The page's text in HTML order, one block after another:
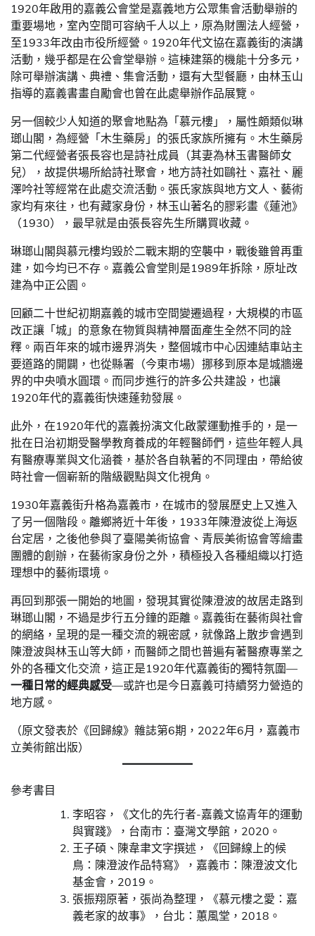
1920年啟用的嘉義公會堂是嘉義地方公眾集會活動舉辦的
重要場地，室內空間可容納千人以上，原為財團法人經營，
至1933年改由市役所經營。1920年代文協在嘉義街的演講
活動，幾乎都是在公會堂舉辦。這棟建築的機能十分多元，
除可舉辦演講、典禮、集會活動，還有大型餐廳，由林玉山
指導的嘉義書畫自勵會也曾在此處舉辦作品展覽。
另一個較少人知道的聚會地點為「慕元樓」，屬性頗類似琳
瑯山閣，為經營「木生藥房」的張氏家族所擁有。木生藥房
第二代經營者張長容也是詩社成員（其妻為林玉書醫師女
兒），故提供場所給詩社聚會，地方詩社如鷗社、嘉社、麗
澤吟社等經常在此處交流活動。張氏家族與地方文人、藝術
家均有來往，也有藏家身份，林玉山著名的膠彩畫《蓮池》
（1930），最早就是由張長容先生所購買收藏。
琳瑯山閣與慕元樓均毀於二戰末期的空襲中，戰後雖曾再重
建，如今均已不存。嘉義公會堂則是1989年拆除，原址改
建為中正公園。
回顧二十世紀初期嘉義的城市空間變遷過程，大規模的市區
改正讓「城」的意象在物質與精神層面產生全然不同的詮
釋。兩百年來的城市邊界消失，整個城市中心因連結車站主
要道路的開闢，也從縣署（今東市場）挪移到原本是城牆邊
界的中央噴水圓環。而同步進行的許多公共建設，也讓
1920年代的嘉義街快速蓬勃發展。
此外，在1920年代的嘉義扮演文化啟蒙運動推手的，是一
批在日治初期受醫學教育養成的年輕醫師們，這些年輕人具
有醫療專業與文化涵養，基於各自執著的不同理由，帶給彼
時社會一個嶄新的階級觀點與文化視角。
1930年嘉義街升格為嘉義市，在城市的發展歷史上又進入
了另一個階段。離鄉將近十年後，1933年陳澄波從上海返
台定居，之後他參與了臺陽美術協會、青辰美術協會等繪畫
團體的創辦，在藝術家身份之外，積極投入各種組織以打造
理想中的藝術環境。
再回到那張一開始的地圖，發現其實從陳澄波的故居走路到
琳瑯山閣，不過是步行五分鐘的距離。嘉義街在藝術與社會
的網絡，呈現的是一種交流的親密感，就像路上散步會遇到
陳澄波與林玉山等大師，而醫師之間也普遍有著醫療專業之
外的各種文化交流，這正是1920年代嘉義街的獨特氛圍—
一種日常的經典感受—或許也是今日嘉義可持續努力營造的
地方感。
（原文發表於《回歸線》雜誌第6期，2022年6月，嘉義市
立美術館出版）
參考書目
李昭容，《文化的先行者-嘉義文協青年的運動
與實踐》，台南市：臺灣文學館，2020。
王子碩、陳韋聿文字撰述，《回歸線上的候
鳥：陳澄波作品特寫》，嘉義市：陳澄波文化
基金會，2019。
張振翔原著，張尚為整理，《慕元樓之愛：嘉
義老家的故事》，台北：蕙風堂，2018。